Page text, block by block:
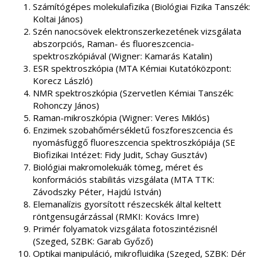
Számítógépes molekulafizika (Biológiai Fizika Tanszék:
Koltai János)
Szén nanocsövek elektronszerkezetének vizsgálata
abszorpciós, Raman- és fluoreszcencia-
spektroszkópiával (Wigner: Kamarás Katalin)
ESR spektroszkópia (MTA Kémiai Kutatóközpont:
Korecz László)
NMR spektroszkópia (Szervetlen Kémiai Tanszék:
Rohonczy János)
Raman-mikroszkópia (Wigner: Veres Miklós)
Enzimek szobahőmérsékletű foszforeszcencia és
nyomásfüggő fluoreszcencia spektroszkópiája (SE
Biofizikai Intézet: Fidy Judit, Schay Gusztáv)
Biológiai makromolekuák tömeg, méret és
konformációs stabilitás vizsgálata (MTA TTK:
Závodszky Péter, Hajdú István)
Elemanalízis gyorsított részecskék által keltett
röntgensugárzással (RMKI: Kovács Imre)
Primér folyamatok vizsgálata fotoszintézisnél
(Szeged, SZBK: Garab Győző)
Optikai manipuláció, mikrofluidika (Szeged, SZBK: Dér